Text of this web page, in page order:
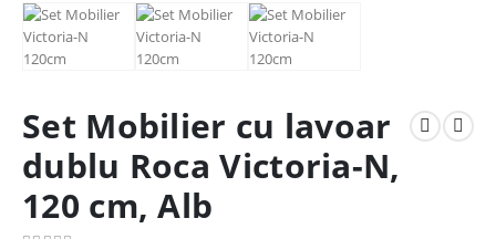
Set Mobilier cu lavoar
dublu Roca Victoria-N,
120 cm, Alb